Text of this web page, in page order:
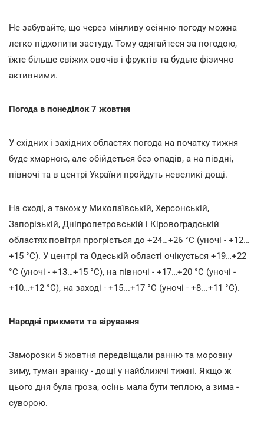
Не забувайте, що через мінливу осінню погоду можна
легко підхопити застуду. Тому одягайтеся за погодою,
їжте більше свіжих овочів і фруктів та будьте фізично
активними.
Погода в понеділок 7 жовтня
У східних і західних областях погода на початку тижня
буде хмарною, але обійдеться без опадів, а на півдні,
півночі та в центрі України пройдуть невеликі дощі.
На сході, а також у Миколаївській, Херсонській,
Запорізькій, Дніпропетровській і Кіровоградській
областях повітря прогріється до +24…+26 °С (уночі - +12…
+15 °С). У центрі та Одеській області очікується +19…+22
°С (уночі - +13…+15 °С), на півночі - +17…+20 °С (уночі -
+10…+12 °С), на заході - +15...+17 °С (уночі - +8...+11 °С).
Народні прикмети та вірування
Заморозки 5 жовтня передвіщали ранню та морозну
зиму, туман зранку - дощі у найближчі тижні. Якщо ж
цього дня була гроза, осінь мала бути теплою, а зима -
суворою.